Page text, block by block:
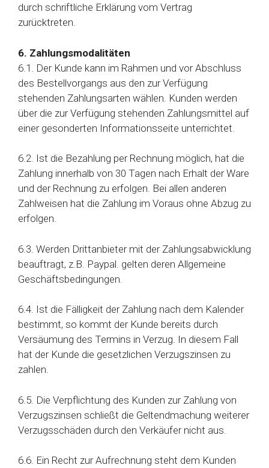
durch schriftliche Erklärung vom Vertrag
zurücktreten.
6. Zahlungsmodalitäten
6.1. Der Kunde kann im Rahmen und vor Abschluss
des Bestellvorgangs aus den zur Verfügung
stehenden Zahlungsarten wählen. Kunden werden
über die zur Verfügung stehenden Zahlungsmittel auf
einer gesonderten Informationsseite unterrichtet.
6.2. Ist die Bezahlung per Rechnung möglich, hat die
Zahlung innerhalb von 30 Tagen nach Erhalt der Ware
und der Rechnung zu erfolgen. Bei allen anderen
Zahlweisen hat die Zahlung im Voraus ohne Abzug zu
erfolgen.
6.3. Werden Drittanbieter mit der Zahlungsabwicklung
beauftragt, z.B. Paypal. gelten deren Allgemeine
Geschäftsbedingungen.
6.4. Ist die Fälligkeit der Zahlung nach dem Kalender
bestimmt, so kommt der Kunde bereits durch
Versäumung des Termins in Verzug. In diesem Fall
hat der Kunde die gesetzlichen Verzugszinsen zu
zahlen.
6.5. Die Verpflichtung des Kunden zur Zahlung von
Verzugszinsen schließt die Geltendmachung weiterer
Verzugsschäden durch den Verkäufer nicht aus.
6.6. Ein Recht zur Aufrechnung steht dem Kunden